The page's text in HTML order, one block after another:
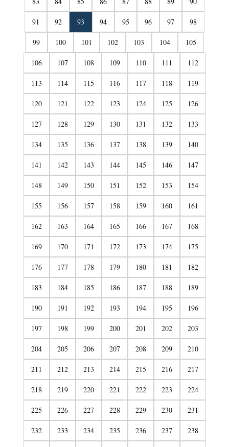
91 92 93 94 95 96 97 98
99 100 101 102 103 104 105
106 107 108 109 110 111 112
113 114 115 116 117 118 119
120 121 122 123 124 125 126
127 128 129 130 131 132 133
134 135 136 137 138 139 140
141 142 143 144 145 146 147
148 149 150 151 152 153 154
155 156 157 158 159 160 161
162 163 164 165 166 167 168
169 170 171 172 173 174 175
176 177 178 179 180 181 182
183 184 185 186 187 188 189
190 191 192 193 194 195 196
197 198 199 200 201 202 203
204 205 206 207 208 209 210
211 212 213 214 215 216 217
218 219 220 221 222 223 224
225 226 227 228 229 230 231
232 233 234 235 236 237 238